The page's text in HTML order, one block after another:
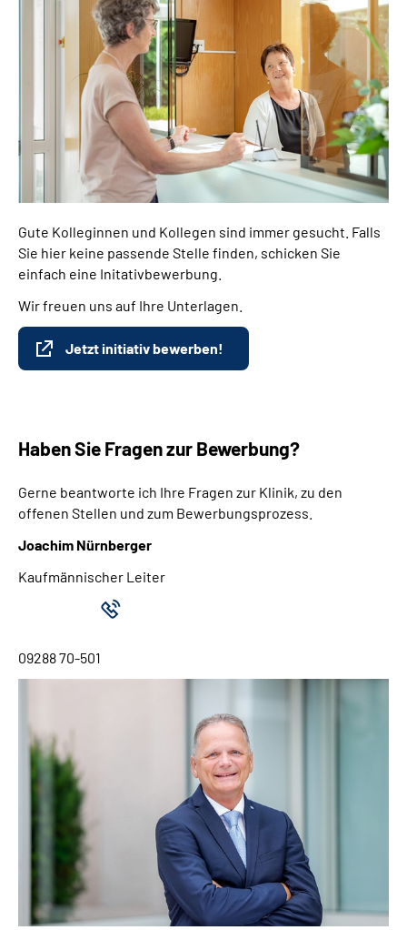
Gute Kolleginnen und Kollegen sind immer gesucht. Falls
Sie hier keine passende Stelle finden, schicken Sie
einfach eine Initativbewerbung.
Wir freuen uns auf Ihre Unterlagen.
Jetzt initiativ bewerben!
Haben Sie Fragen zur Bewerbung?
Gerne beantworte ich Ihre Fragen zur Klinik, zu den
offenen Stellen und zum Bewerbungsprozess.
Joachim Nürnberger
Kaufmännischer Leiter
09288 70-501